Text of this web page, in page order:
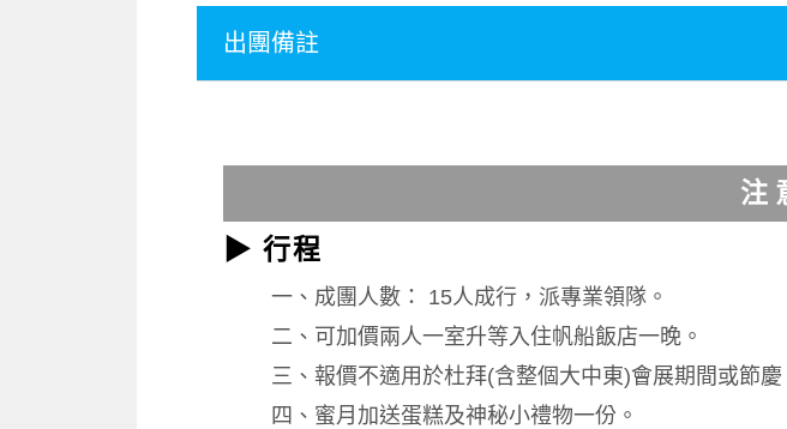
出團備註
注
▶ 行程
一、 成團人數： 15人成行，派專業領隊。
二、 ​可加價兩人一室升等入住帆船飯店一晚。
三、 報價不適用於杜拜(含整個大中東)會展期間或節慶
四、 蜜月加送蛋糕及神秘小禮物一份。